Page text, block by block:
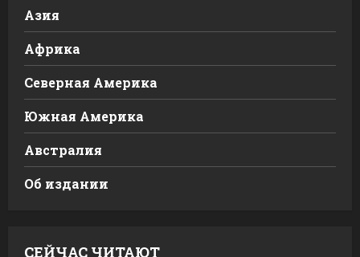
Азия
Африка
Северная Америка
Южная Америка
Австралия
Об издании
СЕЙЧАС ЧИТАЮТ